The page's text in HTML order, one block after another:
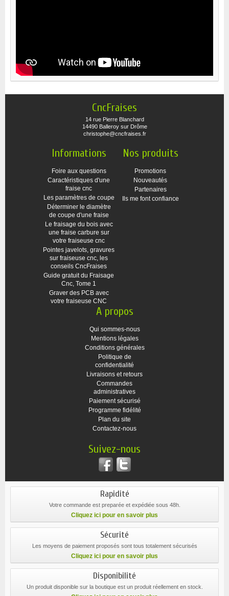
CncFraises
14 rue Pierre Blanchard
14490 Balleroy sur Drôme
christophe@cncfraises.fr
Informations
Foire aux questions
Caractéristiques d'une
fraise cnc
Les paramètres de coupe
Déterminer le diamètre
de coupe d'une fraise
Le fraisage du bois avec
une fraise carbure sur
votre fraiseuse cnc
Pointes javelots, gravures
sur fraiseuse cnc, les
conseils CncFraises
Guide gratuit du Fraisage
Cnc, Tome 1
Graver des PCB avec
votre fraiseuse CNC
Nos produits
Promotions
Nouveautés
Partenaires
Ils me font confiance
A propos
Qui sommes-nous
Mentions légales
Conditions générales
Politique de
confidentialité
Livraisons et retours
Commandes
administratives
Paiement sécurisé
Programme fidélité
Plan du site
Contactez-nous
Suivez-nous
Rapidité
Votre commande est preparée et expédiée sous 48h.
Cliquez ici pour en savoir plus
Sécurité
Les moyens de paiement proposés sont tous totalement sécurisés
Cliquez ici pour en savoir plus
Disponibilité
Un produit disponible sur la boutique est un produit réellement en stock.